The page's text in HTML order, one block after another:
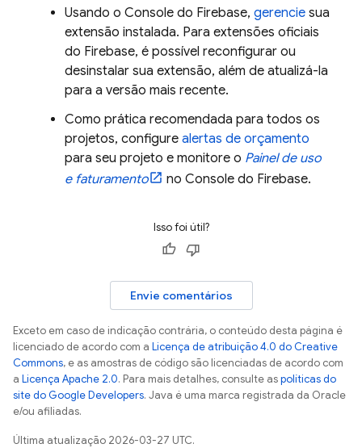
Usando o Console do Firebase, gerencie sua
extensão instalada. Para extensões oficiais
do Firebase, é possível reconfigurar ou
desinstalar sua extensão, além de atualizá-la
para a versão mais recente.
Como prática recomendada para todos os
projetos, configure alertas de orçamento
para seu projeto e monitore o Painel de uso
e faturamento
no Console do Firebase.
Isso foi útil?
Envie comentários
Exceto em caso de indicação contrária, o conteúdo desta página é
licenciado de acordo com a Licença de atribuição 4.0 do Creative
Commons, e as amostras de código são licenciadas de acordo com
a Licença Apache 2.0. Para mais detalhes, consulte aspolíticas do
site do Google Developers. Java é uma marca registrada da Oracle
e/ou afiliadas.
Última atualização 2026-03-27 UTC.